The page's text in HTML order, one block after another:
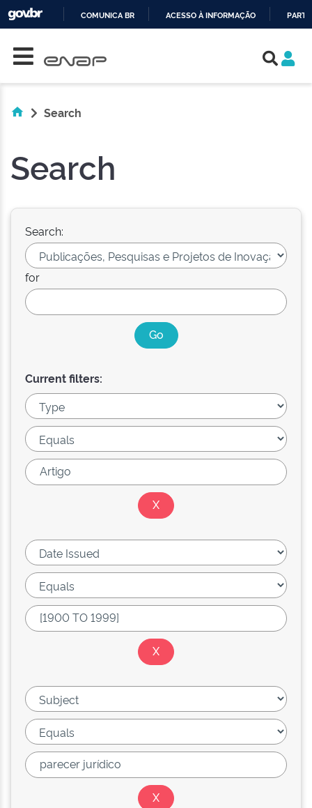
COMUNICA BR ACESSO À INFORMAÇÃO
Search
Search
Search:
for
Current filters: